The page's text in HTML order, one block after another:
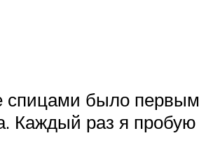
спицами было первым
Каждый раз я пробую